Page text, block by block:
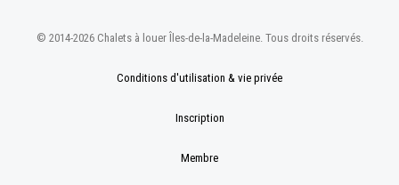
© 2014-2026 Chalets à louer Îles-de-la-Madeleine. Tous droits réservés.
Conditions d'utilisation & vie privée
Inscription
Membre